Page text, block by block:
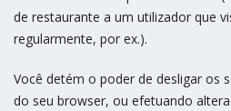
de restaurante a um utilizador que
regularmente, por ex.).
Você detém o poder de desligar os
do seu browser, ou efetuando